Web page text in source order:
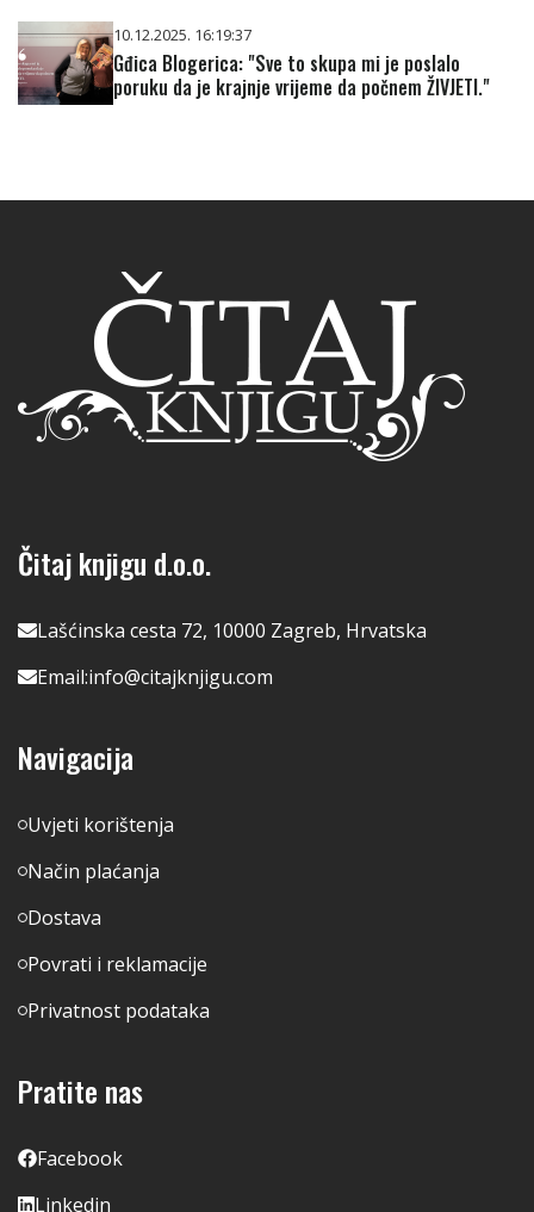
10.12.2025. 16:19:37
Gđica Blogerica: "Sve to skupa mi je poslalo
poruku da je krajnje vrijeme da počnem ŽIVJETI."
Čitaj knjigu d.o.o.
Lašćinska cesta 72, 10000 Zagreb, Hrvatska
Email:info@citajknjigu.com
Navigacija
Uvjeti korištenja
Način plaćanja
Dostava
Povrati i reklamacije
Privatnost podataka
Pratite nas
Facebook
Linkedin